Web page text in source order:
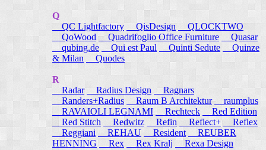
Q
QC Lightfactory
QisDesign
QLOCKTWO
QoWood Quadrifoglio Office Furniture
Quasar
qubing.de
Qui est Paul Quinti Sedute
Quinze
& Milan
Quodes
R
Radar
Radius Design
Ragnars
Randers+Radius
Raum B Architektur raumplus
RAVAIOLI LEGNAMI
Rechteck
Red Edition
Red Stitch
Redwitz Refin Reflect+
Reflex
Reggiani
REHAU Resident
REUBER
HENNING
Rex Rex Kralj
Rexa Design